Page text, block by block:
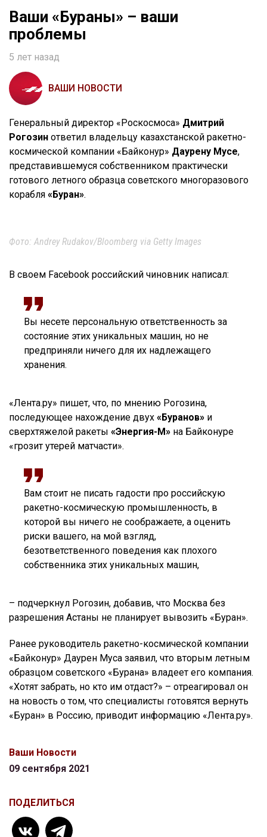
Ваши «Бураны» – ваши
проблемы
5 лет назад
ВАШИ НОВОСТИ
Генеральный директор «Роскосмоса» Дмитрий
Рогозин ответил владельцу казахстанской ракетно-
космической компании «Байконур» Даурену Мусе,
представившемуся собственником практически
готового летного образца советского многоразового
корабля «Буран».
Фото: Andrey Rudakov/Bloomberg via Getty Images
В своем Facebook российский чиновник написал:
Вы несете персональную ответственность за
состояние этих уникальных машин, но не
предприняли ничего для их надлежащего
хранения.
«Лента.ру» пишет, что, по мнению Рогозина,
последующее нахождение двух «Буранов» и
сверхтяжелой ракеты «Энергия-М» на Байконуре
«грозит утерей матчасти».
Вам стоит не писать гадости про российскую
ракетно-космическую промышленность, в
которой вы ничего не соображаете, а оценить
риски вашего, на мой взгляд,
безответственного поведения как плохого
собственника этих уникальных машин,
– подчеркнул Рогозин, добавив, что Москва без
разрешения Астаны не планирует вывозить «Буран».
Ранее руководитель ракетно-космической компании
«Байконур» Даурен Муса заявил, что вторым летным
образцом советского «Бурана» владеет его компания.
«Хотят забрать, но кто им отдаст?» – отреагировал он
на новость о том, что специалисты готовятся вернуть
«Буран» в Россию, приводит информацию «Лента.ру».
Ваши Новости
09 сентября 2021
ПОДЕЛИТЬСЯ